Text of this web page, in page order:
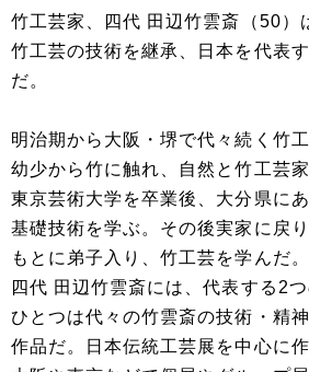
竹工芸家、四代 田辺竹雲斎（50）
竹工芸の技術を継承、日本を代表
だ。
明治期から大阪・堺で代々続く竹
幼少から竹に触れ、自然と竹工芸
東京芸術大学を卒業後、大分県に
基礎技術を学ぶ。その後実家に戻
もとに弟子入り、竹工芸を学んだ
四代 田辺竹雲斎には、代表する2つ
ひとつは代々の竹雲斎の技術・精
作品だ。日本伝統工芸展を中心に